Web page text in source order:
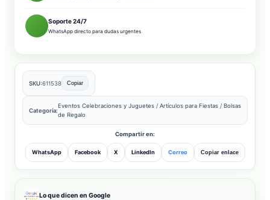
Soporte 24/7
WhatsApp directo para dudas urgentes
SKU:611538 Copiar
Categoría:
Eventos Celebraciones y Juguetes / Artículos para Fiestas / Bolsas
de Regalo
Compartir en:
WhatsApp Facebook X LinkedIn Correo Copiar enlace
Lo que dicen en Google